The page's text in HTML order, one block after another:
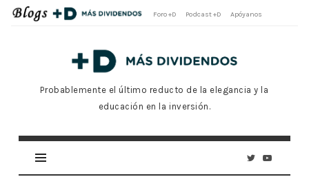
Foro +D Podcast +D Apóyanos
Blog
Oficial
Más
Dividendos
Probablemente el último reducto de la elegancia y la
educación en la inversión.